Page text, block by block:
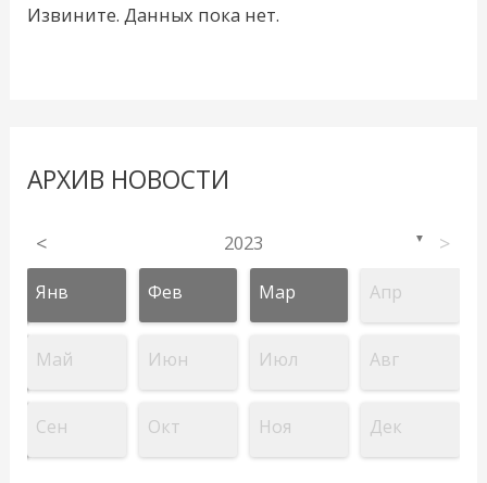
Извините. Данных пока нет.
АРХИВ НОВОСТИ
< 2023 ▼ >
Янв Фев Мар Апр
Май Июн Июл Авг
Сен Окт Ноя Дек